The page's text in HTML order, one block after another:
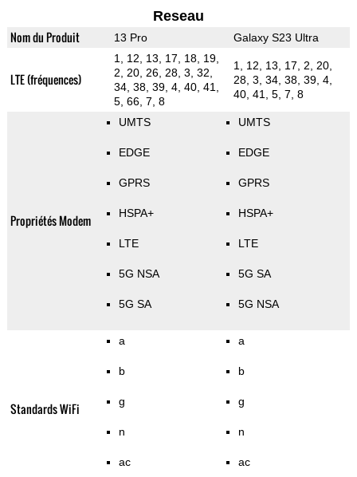
Reseau
Nom du Produit 13 Pro Galaxy S23 Ultra
LTE (fréquences)
1, 12, 13, 17, 18, 19,
2, 20, 26, 28, 3, 32,
34, 38, 39, 4, 40, 41,
5, 66, 7, 8
1, 12, 13, 17, 2, 20,
28, 3, 34, 38, 39, 4,
40, 41, 5, 7, 8
Propriétés Modem
UMTS
EDGE
GPRS
HSPA+
LTE
5G NSA
5G SA
UMTS
EDGE
GPRS
HSPA+
LTE
5G SA
5G NSA
Standards WiFi
a
b
g
n
ac
a
b
g
n
ac